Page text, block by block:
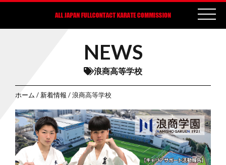
NEWS
浪商高等学校
ホーム / 新着情報 / 浪商高等学校